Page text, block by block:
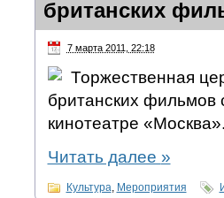
британских
7 марта 2011, 22:18
Торжественная
британских фильмов
кинотеатре «Москва».
Читать далее »
Культура, Мероприятия